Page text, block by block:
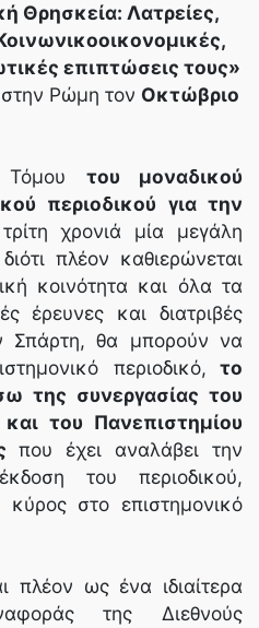
Θρησκεία: Λατρείες,
επιπτώσεις τους»
Ρώμη τον Οκτώβριο
του μοναδικού
περιοδικού για την
χρονιά μία μεγάλη
πλέον καθιερώνεται
κοινότητα και όλα τα
έρευνες και διατριβές
Σπάρτη, θα μπορούν να
περιοδικό, το
της συνεργασίας του
του Πανεπιστημίου
που έχει αναλάβει την
του περιοδικού,
κύρος στο επιστημονικό
πλέον ως ένα ιδιαίτερα
της Διεθνούς